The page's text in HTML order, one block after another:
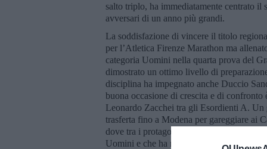
salto triplo, ha immediatamente centrato il
avversari di un anno più grandi.
La soddisfazione di vincere il titolo
per l’Atletica Firenze Marathon ma
categoria Uomini nella quarta prova del
dimostrato un ottimo livello di
disciplina ha impegnato anche Duccio
buona occasione di crescita e di confronto
Leonardo Zacchei tra gli Esordienti A.
trasferta fino a Modena per gareggiare ai
dove tra i protagonisti è rientrato Riccardo
Uomini e che ha meritato il terzo posto